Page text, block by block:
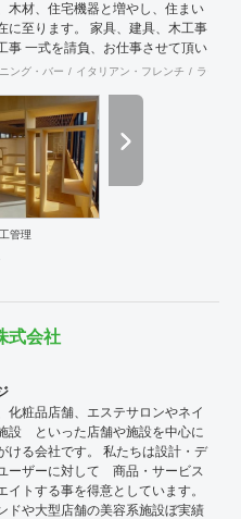
木材、住宅機器と増やし、住まい
に至ります。 家具、建具、木工事
事 一式を請負、お仕事させて頂い
るときも、実直に仕事と向き合う
住空間の創出の実現に向け、積
内外の信頼できる仲間とお互いを
げ、活性化に努め成長していき
ング・バー イタリアン・フレンチ ラーメ
管理
式会社
化粧品店舗、エステサロンやネイ
設 といった店舗や施設を中心に
ける会社です。 私たちは設計・デ
ーザーに対して 商品・サービス
イトする事を得意としています。
ドや大型店舗の美容系施設ぼ実績